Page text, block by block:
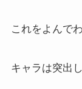
これをよんで
キャラは突出